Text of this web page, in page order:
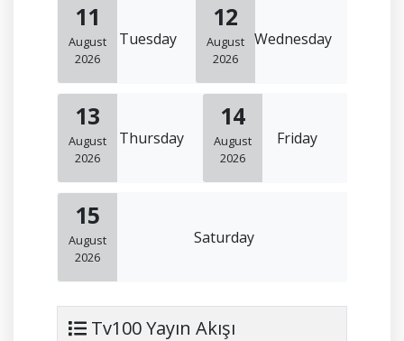
11
August
2026
Tuesday
12
August
2026
Wednesday
13
August
2026
Thursday
14
August
2026
Friday
15
August
2026
Saturday
Tv100 Yayın Akışı